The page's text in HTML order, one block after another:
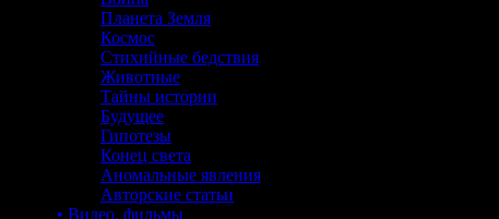
Планета Земля
Космос
Стихийные бедствия
Животные
Тайны истории
Будущее
Гипотезы
Конец света
Аномальные явления
Авторские статьи
• Видео, фильмы